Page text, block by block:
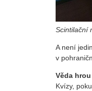
Scintilační
A není
v
Věda hrou
Kvízy,